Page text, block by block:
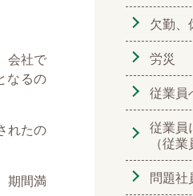
会社で
なるの
れたの
期間満
欠勤、
労災
従業員
従業員
（従
問題社